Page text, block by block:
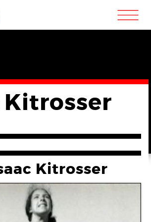
m
Kitrosser
Kitrosser